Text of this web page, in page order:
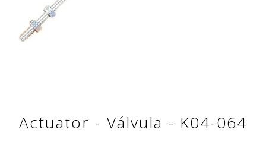
Actuator - Válvula - K04-064